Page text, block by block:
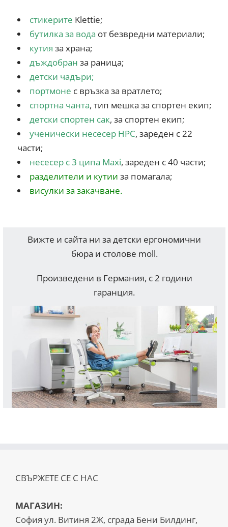
стикерите Klettie;
бутилка за вода от безвредни материали;
кутия за храна;
дъждобран за раница;
детски чадъри;
портмоне с връзка за вратлето;
спортна чанта, тип мешка за спортен екип;
детски спортен сак, за спортен екип;
ученически несесер HPC, зареден с 22
части;
несесер с 3 ципа Maxi, зареден с 40 части;
разделители и кутии за помагала;
висулки за закачване.
Вижте и сайта ни за детски ергономични
бюра и столове moll.
Произведени в Германия, с 2 години
гаранция.
СВЪРЖЕТЕ СЕ С НАС
МАГАЗИН:
София ул. Витиня 2Ж, сграда Бени Билдинг,